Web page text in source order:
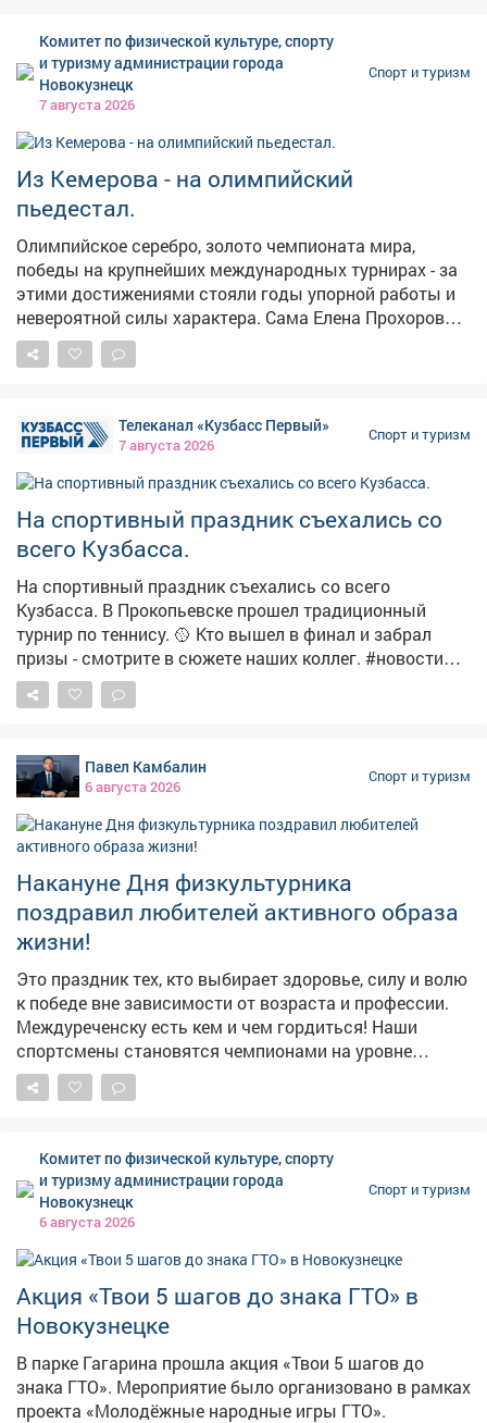
Комитет по физической культуре, спорту
и туризму администрации города
Новокузнецк
7 августа 2026
Спорт и туризм
Из Кемерова - на олимпийский
пьедестал.
Олимпийское серебро, золото чемпионата мира,
победы на крупнейших международных турнирах - за
этими достижениями стояли годы упорной работы и
невероятной силы характера. Сама Елена Прохорова
признавалась, что самым сложным испытанием в
семиборье были последние 800 метров, когда силы
понимаю, как можно заниматься только одним видом
- это же так скучно». Успехи спортсменки стали
важным событием для кузбасской лёгкой атлетики.
Благодаря её успеху на международном уровне для
воспитания молодого поколения талантливых
легкоатлетов в Кемерове было принято решение о
строительстве современного легкоатлетического
стадиона. О пути одной из самых титулованных
спортсменок Кузбасса - в наших карточках.
Телеканал «Кузбасс Первый»
7 августа 2026
Спорт и туризм
На спортивный праздник съехались со
всего Кузбасса.
На спортивный праздник съехались со всего
Кузбасса. В Прокопьевске прошел традиционный
турнир по теннису. 🥎 Кто вышел в финал и забрал
призы - смотрите в сюжете наших коллег. #новости
#спорт #теннис
Павел Камбалин
6 августа 2026
Спорт и туризм
Накануне Дня физкультурника
поздравил любителей активного образа
жизни!
Это праздник тех, кто выбирает здоровье, силу и волю
к победе вне зависимости от возраста и профессии.
Междуреченску есть кем и чем гордиться! Наши
спортсмены становятся чемпионами на уровне
региона и страны, прославляют город на
международных чемпионатах и турнирах. Желаю им
достижений. Особая признательность - тренерам и
наставникам, которые ежедневно прививают
воспитанникам любовь к спорту. Их усилиями
большего числа междуреченцев. В городе хорошие
условия для занятий: спорткомплексы, трассы,
городские пространства. В сфере физической
культуры и спорта трудятся мастера высочайшего
уровня, энтузиасты, настоящие фанаты своего дела.
Создание комфортной среды для активного досуга - в
числе важнейших приоритетов. Будем и дальше
Комитет по физической культуре, спорту
и туризму администрации города
Новокузнецк
6 августа 2026
Спорт и туризм
Акция «Твои 5 шагов до знака ГТО» в
Новокузнецке
В парке Гагарина прошла акция «Твои 5 шагов до
знака ГТО». Мероприятие было организовано в рамках
проекта «Молодёжные народные игры ГТО».